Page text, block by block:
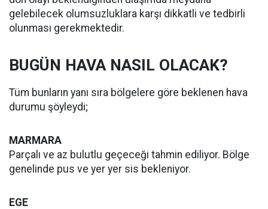
gelebilecek olumsuzluklara karşı dikkatli ve tedbirli
olunması gerekmektedir.
BUGÜN HAVA NASIL OLACAK?
Tüm bunların yanı sıra bölgelere göre beklenen hava
durumu şöyleydi;
MARMARA
Parçalı ve az bulutlu geçeceği tahmin ediliyor. Bölge
genelinde pus ve yer yer sis bekleniyor.
EGE